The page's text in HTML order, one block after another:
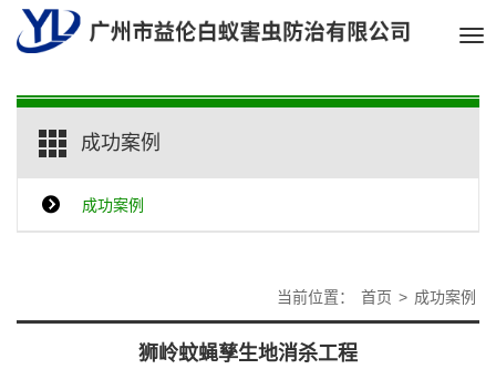
成功案例
成功案例
当前位置： 首页 > 成功案例
狮岭蚊蝇孳生地消杀工程